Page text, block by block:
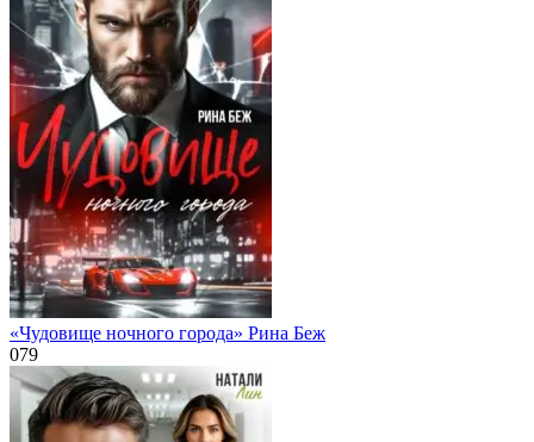
«Чудовище ночного города» Рина Беж
079